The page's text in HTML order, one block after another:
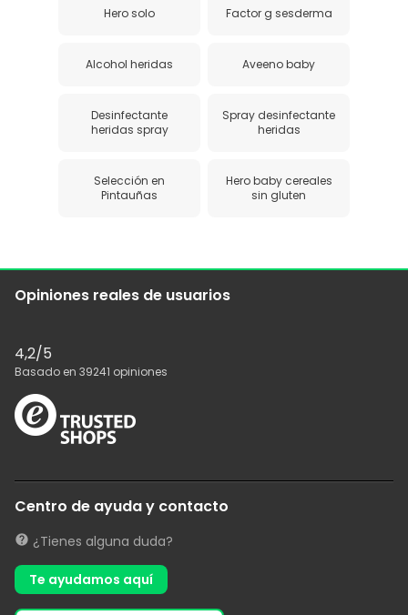
Hero solo Factor g sesderma
Alcohol heridas Aveeno baby
Desinfectante
heridas spray
Spray desinfectante
heridas
Selección en
Pintauñas
Hero baby cereales
sin gluten
Opiniones reales de usuarios
4,2/5
Basado en 39241 opiniones
Centro de ayuda y contacto
¿Tienes alguna duda?
Te ayudamos aquí